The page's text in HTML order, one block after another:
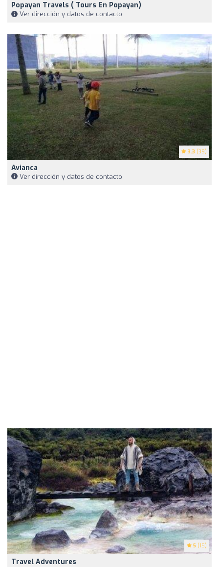
Popayan Travels ( Tours En Popayan)
Ver dirección y datos de contacto
3.3 (39)
Avianca
Ver dirección y datos de contacto
5 (15)
Travel Adventures